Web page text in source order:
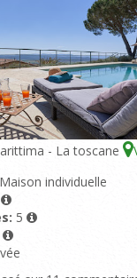
- La toscane
Maison individuelle
5